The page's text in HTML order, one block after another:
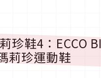
珍鞋4：ECCO
莉珍運動鞋